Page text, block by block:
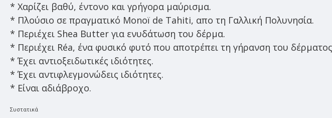
* Χαρίζει βαθύ, έντονο και γρήγορα μαύρισμα.
* Πλούσιο σε πραγματικό Monoï de Tahiti, απο τη Γαλλική Πολυνησία.
* Περιέχει Shea Butter για ενυδάτωση του δέρμα.
* Περιέχει Réa, ένα φυσικό φυτό που αποτρέπει τη γήρανση του
* Έχει αντιοξειδωτικές ιδιότητες.
* Έχει αντιφλεγμονώδεις ιδιότητες.
* Είναι αδιάβροχο.
Συστατικά